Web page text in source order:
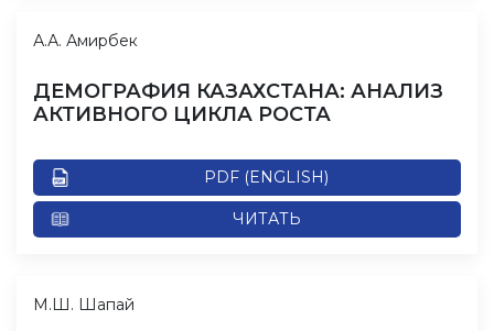
А.А. Амирбек
ДЕМОГРАФИЯ КАЗАХСТАНА: АНАЛИЗ
АКТИВНОГО ЦИКЛА РОСТА
PDF (ENGLISH)
ЧИТАТЬ
М.Ш. Шапай